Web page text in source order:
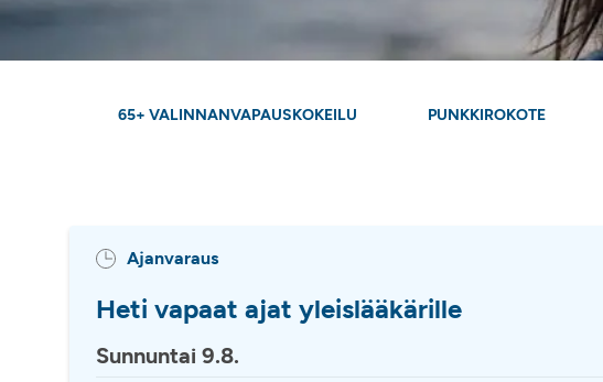
65+ VALINNANVAPAUSKOKEILU PUNKKIROKOTE
Ajanvaraus
Heti vapaat ajat yleislääkärille
Sunnuntai 9.8.